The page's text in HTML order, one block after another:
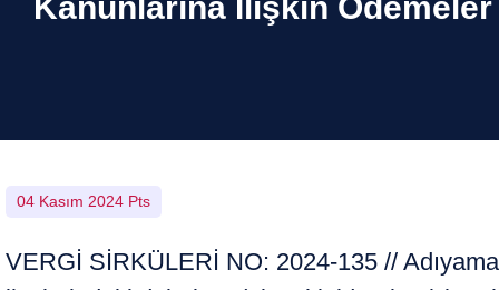
04 Kasım 2024 Pts
VERGİ SİRKÜLERİ NO: 2024-135 //